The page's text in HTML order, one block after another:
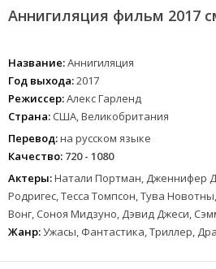
Аннигиляция фильм 2017
Название:Аннигиляция
Год выхода:2017
Режиссер:Алекс Гарленд
Страна: США, Великобритания
Перевод:на русском языке
Качество: 720 - 1080
Актеры:Натали Портман, Дженнифер
Родригес, Тесса Томпсон, Тува
Вонг, Соноя Мидзуно, Дэвид Джеси,
Жанр:Ужасы, Фантастика, Триллер,